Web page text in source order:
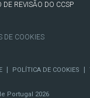
DE REVISÃO DO CCSP
DE COOKIES
POLÍTICA DE COOKIES
Portugal 2026